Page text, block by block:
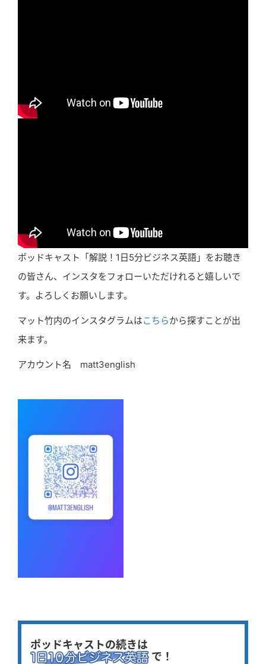
ポッドキャスト「解説！1日5分ビジネス英語」をお聴き
の皆さん、インスタをフォローいただけれると嬉しいで
す。よろしくお願いします。
マット竹内のインスタグラムはこちらから探すことが出
来ます。
アカウント名 matt3english
ポッドキャストの続きは
で！